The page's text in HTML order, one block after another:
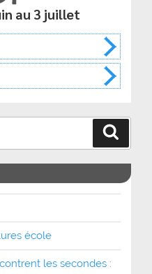
au 3 juillet
école
les secondes :